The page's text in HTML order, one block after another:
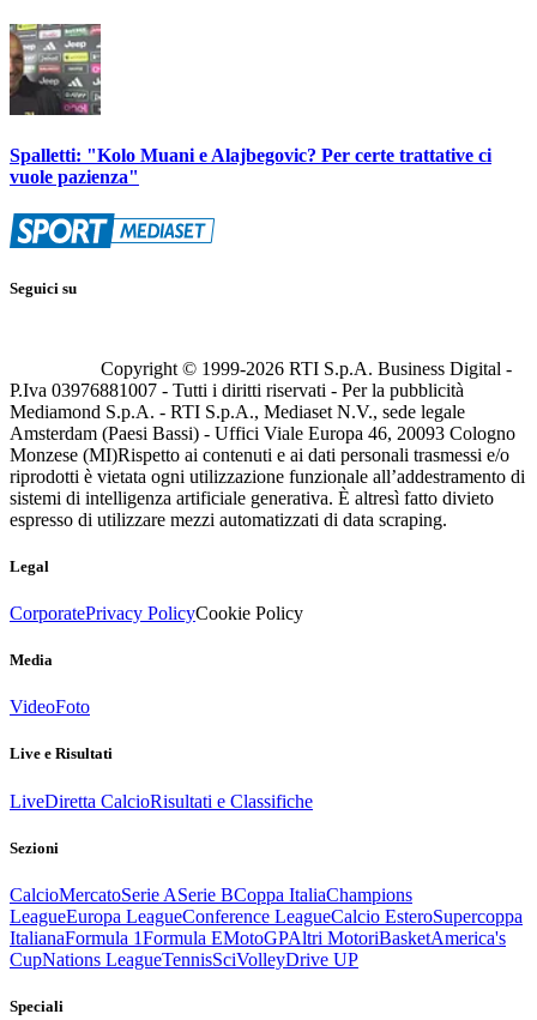
Spalletti: "Kolo Muani e Alajbegovic? Per certe trattative ci
vuole pazienza"
Seguici su
Copyright © 1999-2026 RTI S.p.A. Business Digital -
P.Iva 03976881007 - Tutti i diritti riservati - Per la pubblicità
Mediamond S.p.A. - RTI S.p.A., Mediaset N.V., sede legale
Amsterdam (Paesi Bassi) - Uffici Viale Europa 46, 20093 Cologno
Monzese (MI)Rispetto ai contenuti e ai dati personali trasmessi e/o
riprodotti è vietata ogni utilizzazione funzionale all’addestramento di
sistemi di intelligenza artificiale generativa. È altresì fatto divieto
espresso di utilizzare mezzi automatizzati di data scraping.
Legal
CorporatePrivacy PolicyCookie Policy
Media
VideoFoto
Live e Risultati
LiveDiretta CalcioRisultati e Classifiche
Sezioni
CalcioMercatoSerie ASerie BCoppa ItaliaChampions
LeagueEuropa LeagueConference LeagueCalcio EsteroSupercoppa
ItalianaFormula 1Formula EMotoGPAltri MotoriBasketAmerica's
CupNations LeagueTennisSciVolleyDrive UP
Speciali